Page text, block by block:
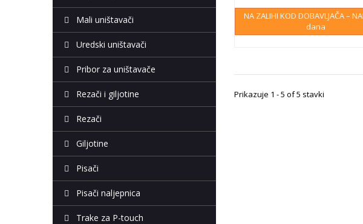
Mali uništavači
Uredski uništavači
Pribor za uništavače
Rezači i giljotine
Rezači
Giljotine
Pisači
Pisači naljepnica
Trake za P-touch
NA ZALIHI KOD DOBAVLJAČA –
dana
Prikazuje 1 - 5 of 5 stavki